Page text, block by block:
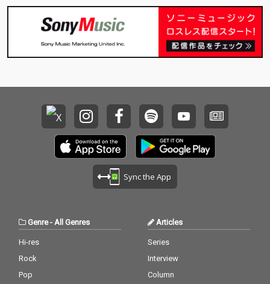
d、Enfants、Helsinki Lambda
Club、She He
Vのディレクションは黒川侑司
とイノウエケンイチが担当。楽
曲のイメージを視覚的に届ける
ものとして、ジャケッ
Sync the App
Genre-All Genres
Hi-res
Rock
Pop
Articles
Series
Interview
Column